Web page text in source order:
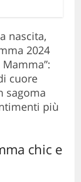
nascita,
2024
cuore
sagoma
più
chic e